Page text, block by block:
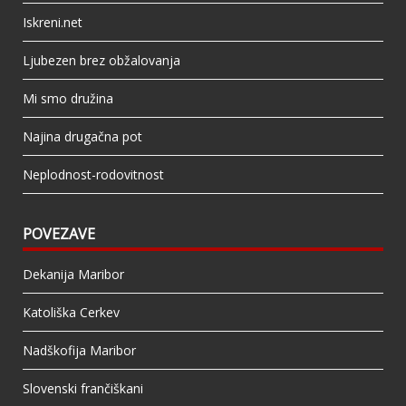
Iskreni.net
Ljubezen brez obžalovanja
Mi smo družina
Najina drugačna pot
Neplodnost-rodovitnost
POVEZAVE
Dekanija Maribor
Katoliška Cerkev
Nadškofija Maribor
Slovenski frančiškani